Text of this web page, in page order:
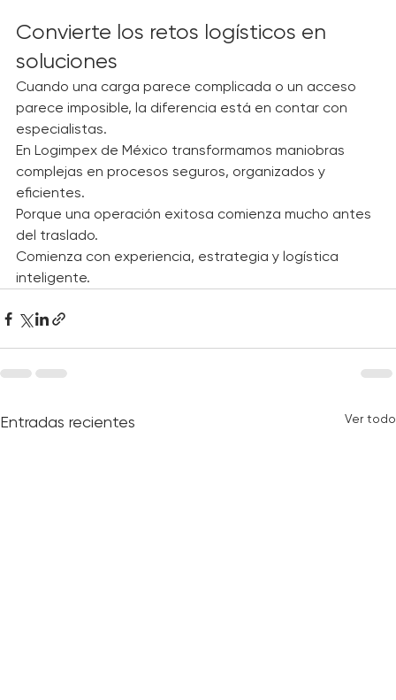
Convierte los retos logísticos en
soluciones
Cuando una carga parece complicada o un acceso
parece imposible, la diferencia está en contar con
especialistas.
En Logimpex de México transformamos maniobras
complejas en procesos seguros, organizados y
eficientes.
Porque una operación exitosa comienza mucho antes
del traslado.
Comienza con experiencia, estrategia y logística